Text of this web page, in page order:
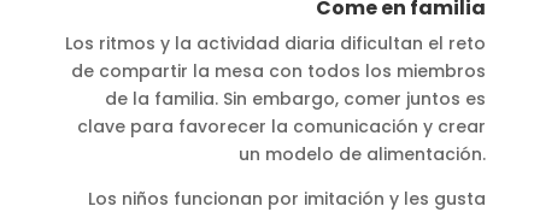
Come en familia
Los ritmos y la actividad diaria dificultan el reto
de compartir la mesa con todos los miembros
de la familia. Sin embargo, comer juntos es
clave para favorecer la comunicación y crear
un modelo de alimentación.
Los niños funcionan por imitación y les gusta